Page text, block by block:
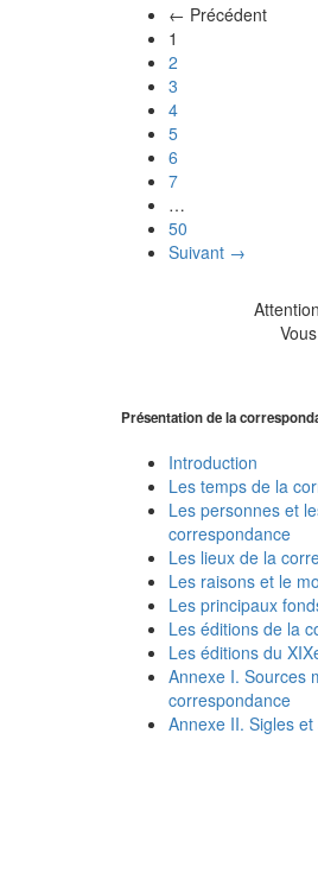
← Précédent
1
2
3
4
5
6
7
…
50
Suivant →
Présentation de la
Introduction
Les temps de la
Les personnes et
correspondance
Les lieux de la
Les raisons et le
Les principaux
Les éditions de la
Les éditions du
Annexe I. Sources
correspondance
Annexe II. Sigles